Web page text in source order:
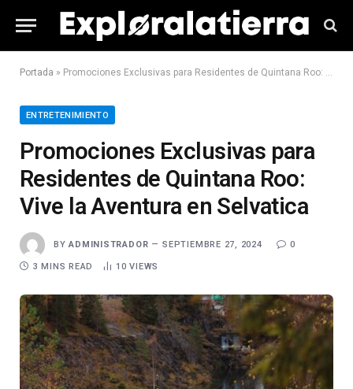
Portada » Promociones Exclusivas para Residentes de Quintana Roo: Vive la Aventura en Selvatica
ENTRETENIMIENTO
Promociones Exclusivas para
Residentes de Quintana Roo:
Vive la Aventura en Selvatica
BY ADMINISTRADOR SEPTIEMBRE 27, 2024 0
3 MINS READ 10VIEWS